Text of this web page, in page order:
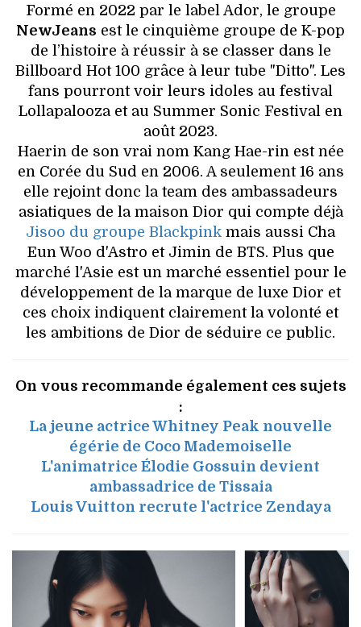
Formé en 2022 par le label Ador, le groupe
NewJeans est le cinquième groupe de K-pop
de l’histoire à réussir à se classer dans le
Billboard Hot 100 grâce à leur tube "Ditto". Les
fans pourront voir leurs idoles au festival
Lollapalooza et au Summer Sonic Festival en
août 2023.
Haerin de son vrai nom Kang Hae-rin est née
en Corée du Sud en 2006. A seulement 16 ans
elle rejoint donc la team des ambassadeurs
asiatiques de la maison Dior qui compte déjà
Jisoo du groupe Blackpink mais aussi Cha
Eun Woo d'Astro et Jimin de BTS. Plus que
marché l'Asie est un marché essentiel pour le
développement de la marque de luxe Dior et
ces choix indiquent clairement la volonté et
les ambitions de Dior de séduire ce public.
On vous recommande également ces sujets
:
La jeune actrice Whitney Peak nouvelle
égérie de Coco Mademoiselle
L'animatrice Élodie Gossuin devient
ambassadrice de Tissaia
Louis Vuitton recrute l'actrice Zendaya